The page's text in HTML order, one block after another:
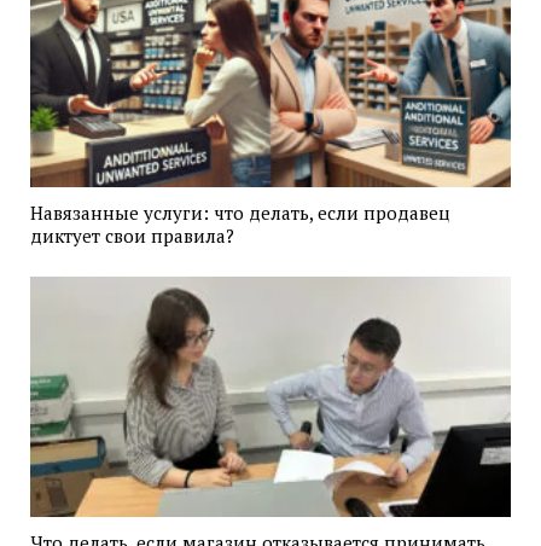
Навязанные услуги: что делать, если продавец
диктует свои правила?